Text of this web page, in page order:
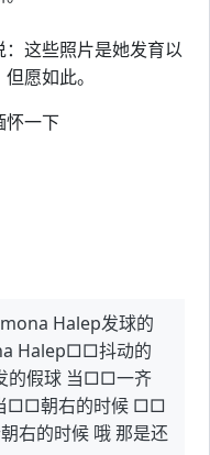
这些照片是她发育以
愿如此。
怀一下
Halep发球的
Halep□□抖动的
的假球 当□□一齐
□□朝右的时候 □□
右的时候 哦 那是还